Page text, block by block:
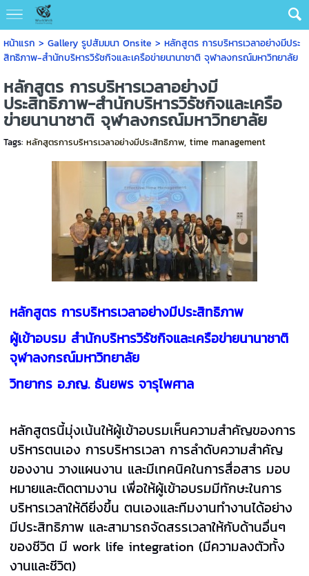
หน้าแรก > Gallery รูปสัมมนา Onsite > หลักสูตร การบริหารเวลาอย่างมีประ
สิทธิภาพ-สำนักบริหารวิรัชกิจและเครือข่ายนานาชาติ จุฬาลงกรณ์มหาวิทยาลัย
หลักสูตร การบริหารเวลาอย่างมี
ประสิทธิภาพ-สำนักบริหารวิรัชกิจและเครือ
ข่ายนานาชาติ จุฬาลงกรณ์มหาวิทยาลัย
Tags: หลักสูตรการบริหารเวลาอย่างมีประสิทธิภาพ, time management
หลักสูตรการบริหารเวลาอย่างมีประสิทธิภาพ
ผู้เข้าอบรมสำนักบริหารวิรัชกิจและเครือข่ายนานาชาติ
จุฬาลงกรณ์มหาวิทยาลัย
วิทยากร อ.ภญ. ธันยพร จารุไพศาล
หลักสูตรนี้มุ่งเน้นให้ผู้เข้าอบรมเห็นความสำคัญของการ
บริหารตนเอง การบริหารเวลา การลำดับความสำคัญ
ของงาน วางแผนงาน และมีเทคนิคในการสื่อสาร มอบ
หมายและติดตามงาน เพื่อให้ผู้เข้าอบรมมีทักษะในการ
บริหารเวลาให้ดียิ่งขึ้น ตนเองและทีมงานทำงานได้อย่าง
มีประสิทธิภาพ และสามารถจัดสรรเวลาให้กับด้านอื่นๆ
ของชีวิต มี work life integration (มีความลงตัวทั้ง
งานและชีวิต)